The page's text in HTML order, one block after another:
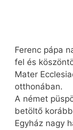
Ferenc pápa
fel és
Mater
otthonában.
A német
betöltő
Egyház nagy